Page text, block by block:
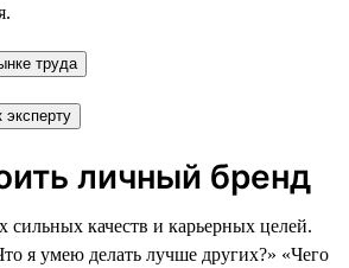
труда
эксперту
личный бренд
сильных качеств и карьерных целей.
я умею делать лучше других?» «Чего